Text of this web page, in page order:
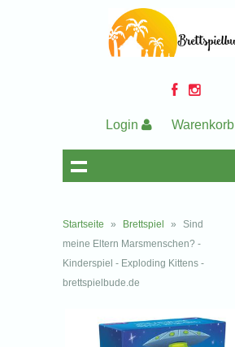
Login Warenkorb
Startseite » Brettspiel »
Sind
meine Eltern Marsmenschen? -
Kinderspiel - Exploding Kittens -
brettspielbude.de